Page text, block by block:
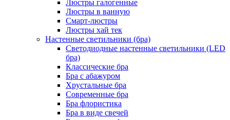
Люстры галогенные
Люстры в ванную
Смарт-люстры
Люстры хай тек
Настенные светильники (бра)
Светодиодные настенные светильники (LED
бра)
Классические бра
Бра с абажуром
Хрустальные бра
Современные бра
Бра флористика
Бра в виде свечей